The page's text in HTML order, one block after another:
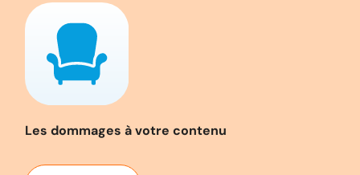
Les dommages à votre contenu